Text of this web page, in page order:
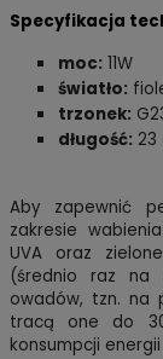
Specyfikacja
moc: 11W
światło:
trzonek:
długość: 23
Aby zapewnić
zakresie
UVA oraz
(średnio raz na
owadów, tzn. na
tracą one do
konsumpcji